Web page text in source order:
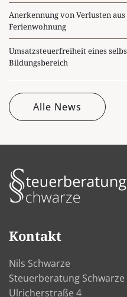
Anerkennung von Verlusten
Ferienwohnung
Umsatzsteuerfreiheit eines
Bildungsbereich
Alle News
Kontakt
Nils Schwarze
Steuerberatung Schwarze
Ulricherstraße 4